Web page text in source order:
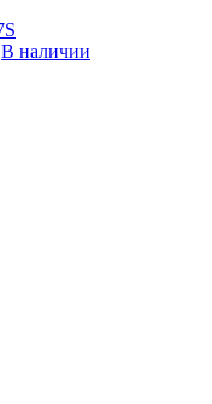
В наличии